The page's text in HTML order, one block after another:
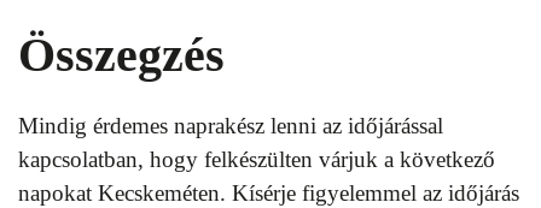
Összegzés
Mindig érdemes naprakész lenni az időjárással
kapcsolatban, hogy felkészülten várjuk a következő
napokat Kecskeméten. Kísérje figyelemmel az időjárás